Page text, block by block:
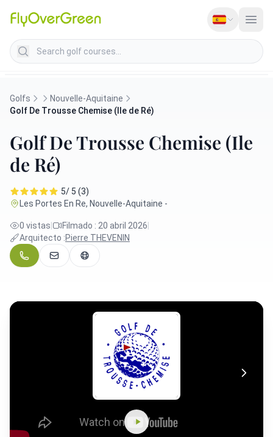
Search golf courses
Golfs
Nouvelle-Aquitaine
Golf De Trousse Chemise (Ile de Ré)
Golf De Trousse Chemise (Ile
de Ré)
5/ 5 (3)
Les Portes En Re, Nouvelle-Aquitaine -
0 vistas Filmado : 20 abril 2026
Arquitecto :Pierre THEVENIN